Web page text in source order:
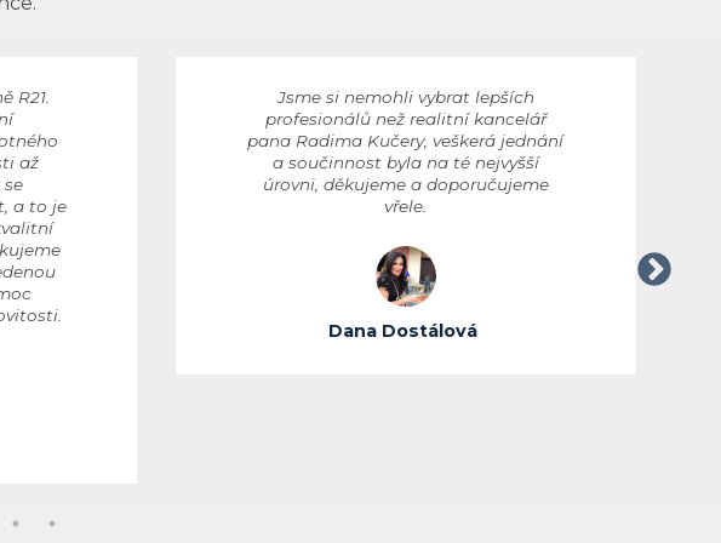
R21.
až
a to je
Jsme si nemohli vybrat lepších
profesionálů než realitní kancelář
pana Radima Kučery, veškerá jednání
a součinnost byla na té nejvyšší
úrovni, děkujeme a doporučujeme
vřele.
Dana Dostálová